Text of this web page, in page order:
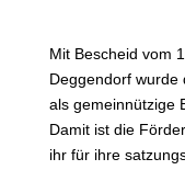
Mit Bescheid vom
Deggendorf wurde
als gemeinnützige
Damit ist die
ihr für ihre